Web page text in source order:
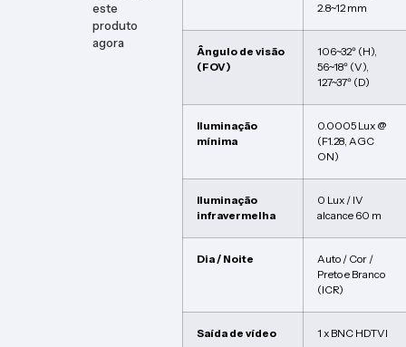
este
produto
agora
2.8~12 mm
Ângulo de visão
(FOV)
106~32º (H),
56~18º (V),
127~37º (D)
Iluminação
mínima
0.0005 Lux @
(F1.28, AGC
ON)
Iluminação
infravermelha
0 Lux / IV
alcance 60 m
Dia / Noite
Auto / Cor /
Preto e Branco
(ICR)
Saída de vídeo 1 x BNC HDTVI